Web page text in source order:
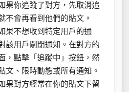
果你追蹤了對方，先取消追
不會再看到他們的貼文。
果不想收到特定用戶的通
該用戶關閉通知。在對方的
，點擊「追蹤中」按鈕，然
文、限時動態或所有通知。
果對方經常在你的貼文下留